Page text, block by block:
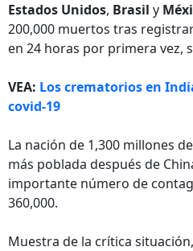
Estados Unidos, Brasil y
200,000 muertos tras
en 24 horas por primera vez,
VEA: Los crematorios en
covid-19
La nación de 1,300 millones
más poblada después de
importante número de
360,000.
Muestra de la crítica